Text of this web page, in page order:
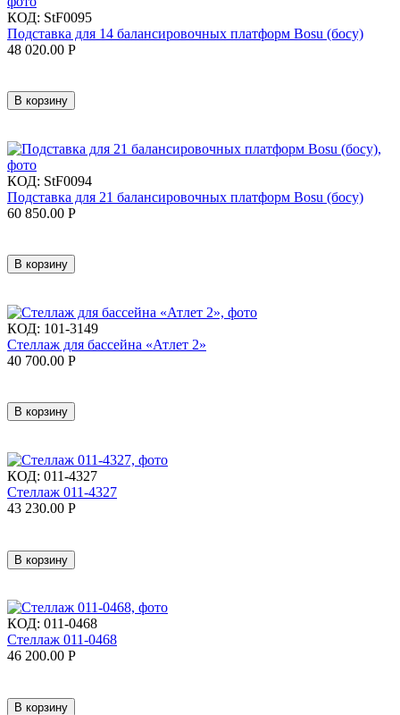
КОД: StF0095
Подставка для 14 балансировочных платформ Bosu (босу)
48 020.00 Р
В корзину
КОД: StF0094
Подставка для 21 балансировочных платформ Bosu (босу)
60 850.00 Р
В корзину
КОД: 101-3149
Стеллаж для бассейна «Атлет 2»
40 700.00 Р
В корзину
КОД: 011-4327
Стеллаж 011-4327
43 230.00 Р
В корзину
КОД: 011-0468
Стеллаж 011-0468
46 200.00 Р
В корзину